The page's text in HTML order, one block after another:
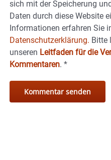
sich mit der Speicherung
Daten durch diese Website
Informationen erfahren Sie
Datenschutzerklärung. Bitte
unseren Leitfaden für die
Kommentaren. *